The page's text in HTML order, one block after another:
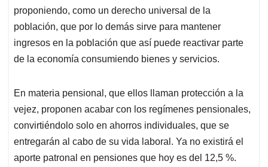
proponiendo, como un derecho universal de la
población, que por lo demás sirve para mantener
ingresos en la población que así puede reactivar parte
de la economía consumiendo bienes y servicios.
En materia pensional, que ellos llaman protección a la
vejez, proponen acabar con los regímenes pensionales,
convirtiéndolo solo en ahorros individuales, que se
entregarán al cabo de su vida laboral. Ya no existirá el
aporte patronal en pensiones que hoy es del 12,5 %.